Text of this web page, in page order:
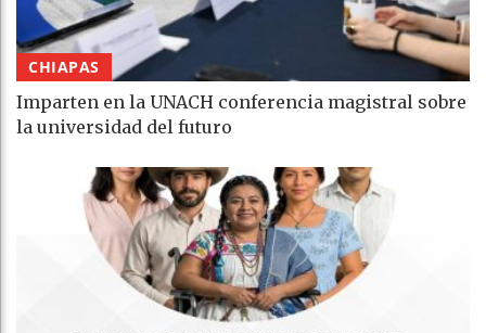
CHIAPAS
Imparten en la UNACH conferencia magistral sobre
la universidad del futuro